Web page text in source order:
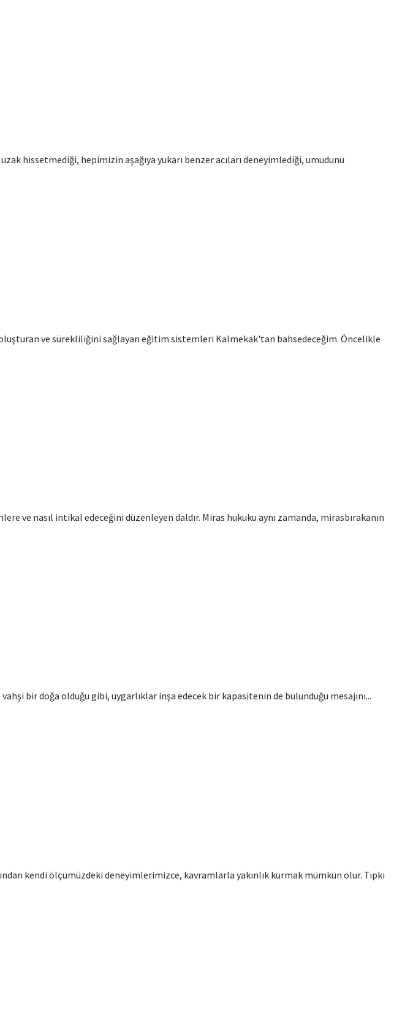
hissetmediği, hepimizin aşağıya yukarı benzer acıları deneyimlediği, umudunu
ve sürekliliğini sağlayan eğitim sistemleri Kalmekak'tan bahsedeceğim. Öncelikle
ve nasıl intikal edeceğini düzenleyen daldır. Miras hukuku aynı zamanda, mirasbırakanın
bir doğa olduğu gibi, uygarlıklar inşa edecek bir kapasitenin de bulunduğu mesajını...
kendi ölçümüzdeki deneyimlerimizce, kavramlarla yakınlık kurmak mümkün olur. Tıpkı